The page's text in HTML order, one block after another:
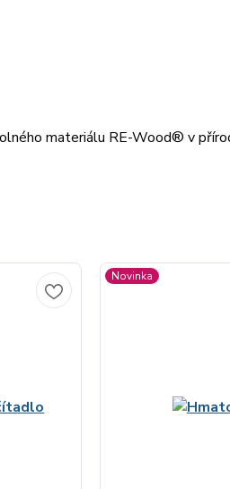
materiálu RE-Wood® v
Novinka